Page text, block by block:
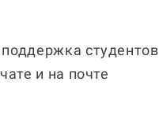
студентов
и на почте